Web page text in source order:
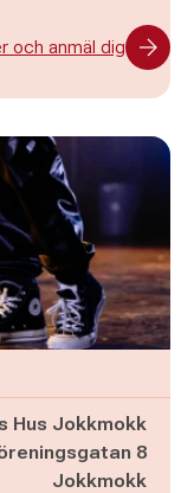
och anmäl dig
Hus Jokkmokk
8
Jokkmokk